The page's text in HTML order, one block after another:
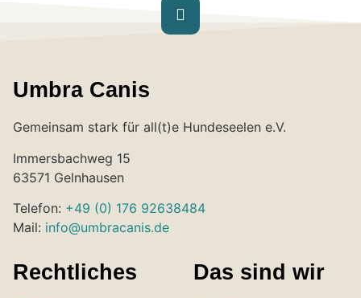
Umbra Canis
Gemeinsam stark für all(t)e Hundeseelen e.V.
Immersbachweg 15
63571 Gelnhausen
Telefon: +49 (0) 176 92638484
Mail: info@umbracanis.de
Rechtliches Das sind wir